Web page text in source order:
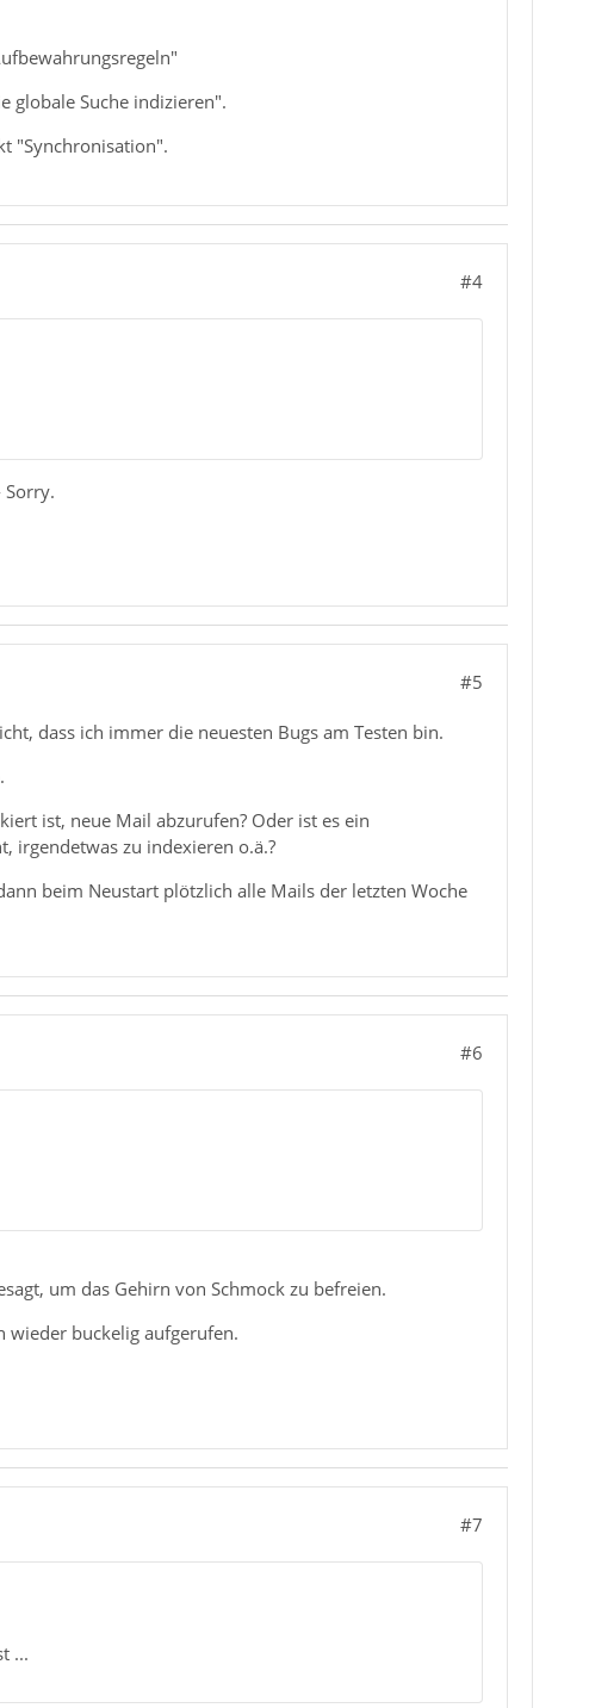
globale Suche indizieren".
"Synchronisation".
#4
Sorry.
#5
dass ich immer die neuesten Bugs am Testen bin.
ist, neue Mail abzurufen? Oder ist es ein
irgendetwas zu indexieren o.ä.?
beim Neustart plötzlich alle Mails der letzten Woche
#6
um das Gehirn von Schmock zu befreien.
wieder buckelig aufgerufen.
#7
...